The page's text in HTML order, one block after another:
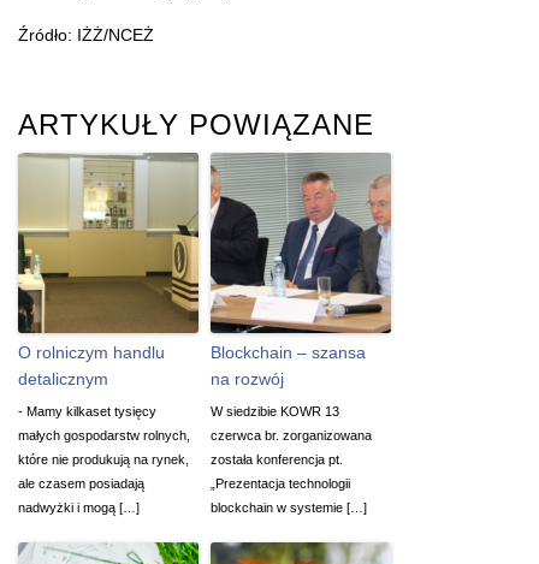
Źródło: IŻŻ/NCEŻ
ARTYKUŁY POWIĄZANE
O rolniczym handlu
detalicznym
- Mamy kilkaset tysięcy
małych gospodarstw rolnych,
które nie produkują na rynek,
ale czasem posiadają
nadwyżki i mogą […]
Blockchain – szansa
na rozwój
W siedzibie KOWR 13
czerwca br. zorganizowana
została konferencja pt.
„Prezentacja technologii
blockchain w systemie […]